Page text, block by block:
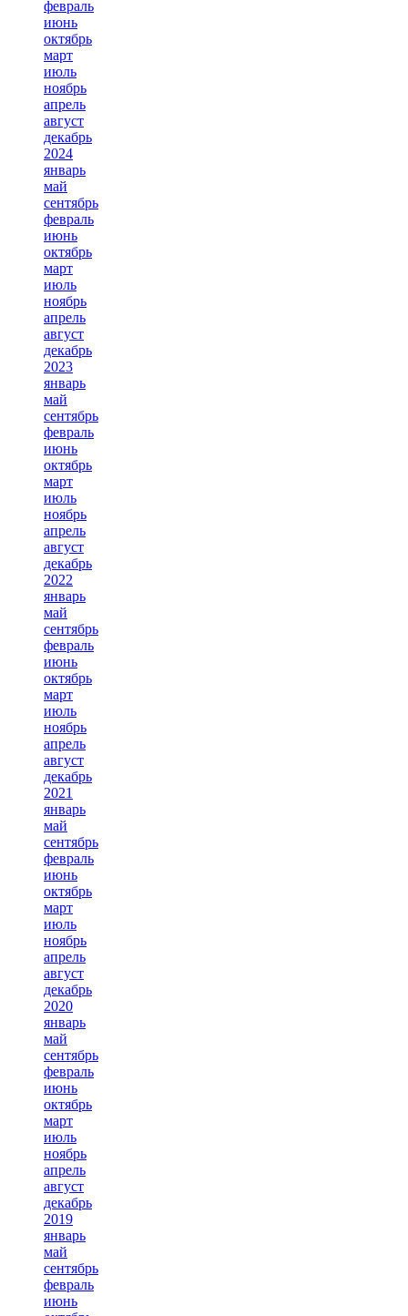
февраль
июнь
октябрь
март
июль
ноябрь
апрель
август
декабрь
2024
январь
май
сентябрь
февраль
июнь
октябрь
март
июль
ноябрь
апрель
август
декабрь
2023
январь
май
сентябрь
февраль
июнь
октябрь
март
июль
ноябрь
апрель
август
декабрь
2022
январь
май
сентябрь
февраль
июнь
октябрь
март
июль
ноябрь
апрель
август
декабрь
2021
январь
май
сентябрь
февраль
июнь
октябрь
март
июль
ноябрь
апрель
август
декабрь
2020
январь
май
сентябрь
февраль
июнь
октябрь
март
июль
ноябрь
апрель
август
декабрь
2019
январь
май
сентябрь
февраль
июнь